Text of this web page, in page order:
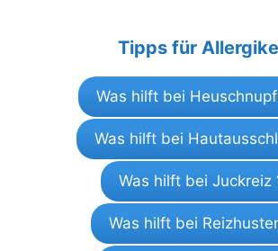
Tipps für
Was hilft bei
Was hilft bei
Was hilft bei Juckreiz
Was hilft bei